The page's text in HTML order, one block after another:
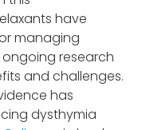
have
managing
research
and challenges.
has
dysthymia